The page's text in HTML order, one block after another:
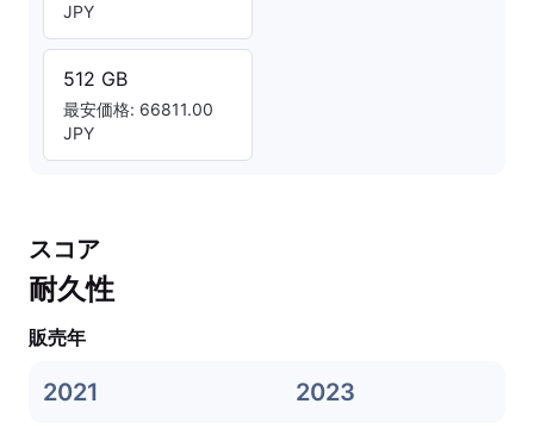
JPY
512 GB
最安価格: 66811.00
JPY
スコア
耐久性
販売年
2021 2023